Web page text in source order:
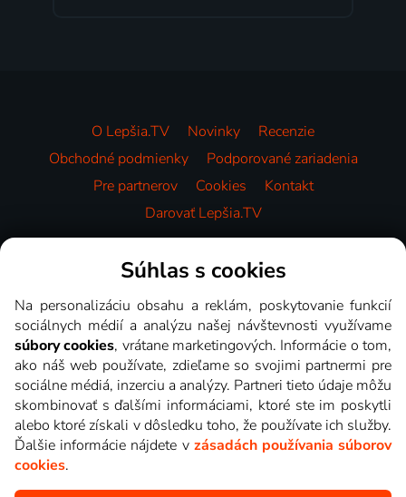
O Lepšia.TV Novinky
Recenzie
Obchodné podmienky
Podporované zariadenia
Pre partnerov
Cookies
Kontakt
Darovať Lepšia.TV
Videotéka
Súhlas s cookies
Na personalizáciu obsahu a reklám, poskytovanie funkcií
sociálnych médií a analýzu našej návštevnosti využívame
súbory cookies, vrátane marketingových. Informácie o tom,
ako náš web používate, zdieľame so svojimi partnermi pre
sociálne médiá, inzerciu a analýzy. Partneri tieto údaje môžu
skombinovať s ďalšími informáciami, ktoré ste im poskytli
alebo ktoré získali v dôsledku toho, že používate ich služby.
Ďalšie informácie nájdete v zásadách používania súborov
cookies.